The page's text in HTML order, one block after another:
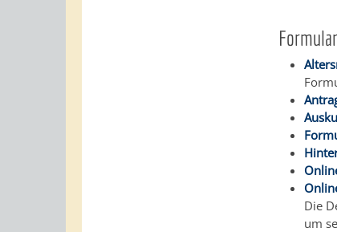
Die
um